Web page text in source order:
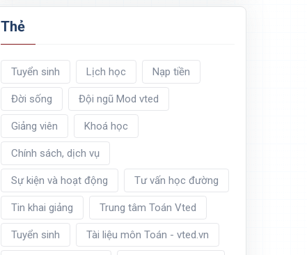
Thẻ
Tuyển sinh Lịch học Nạp tiền
Đời sống Đội ngũ Mod vted
Giảng viên Khoá học
Chính sách, dịch vụ
Sự kiện và hoạt động Tư vấn học đường
Tin khai giảng Trung tâm Toán Vted
Tuyển sinh Tài liệu môn Toán - vted.vn